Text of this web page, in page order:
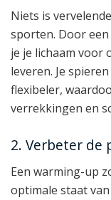
Niets is
sporten. Door
je je lichaam voor
leveren. Je
flexibeler,
verrekkingen en
2. Verbeter de
Een warming-up
optimale staat